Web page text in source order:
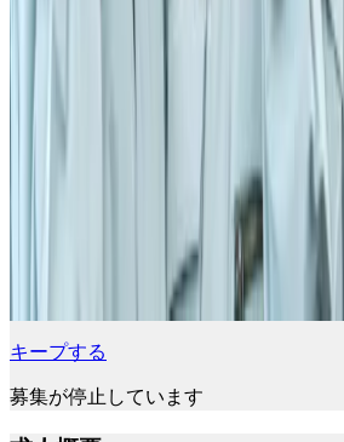
キープする
募集が停止しています